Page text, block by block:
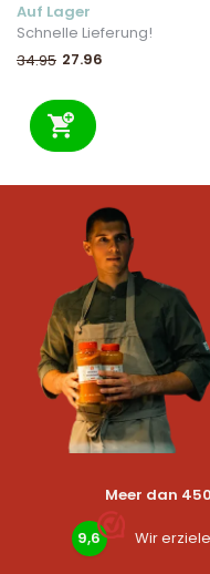
Auf Lager
Schnelle Lieferung!
34.95 27.96
Meer dan
9,6 Wir